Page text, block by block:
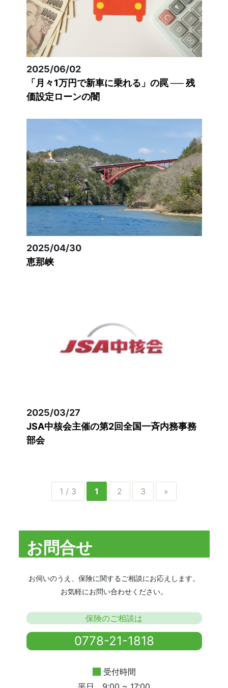
2025/06/02
「月々1万円で新車に乗れる」の罠 ── 残
価設定ローンの闇
2025/04/30
恵那峡
2025/03/27
JSA中核会主催の第2回全国一斉内務事務
部会
1 / 3 1 2 3 »
お問合せ
お伺いのうえ、保険に関するご相談にお応えします。
お気軽にお問い合わせください。
保険のご相談は
0778-21-1818
受付時間